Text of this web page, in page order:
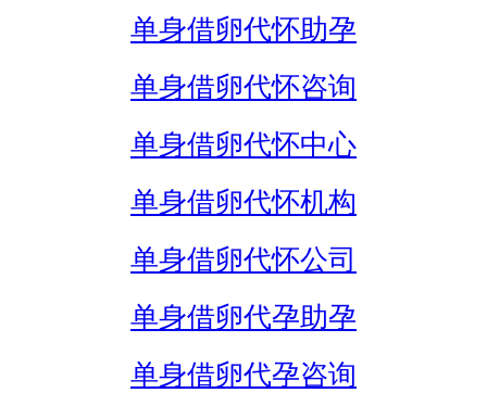
单身借卵代怀助孕
单身借卵代怀咨询
单身借卵代怀中心
单身借卵代怀机构
单身借卵代怀公司
单身借卵代孕助孕
单身借卵代孕咨询